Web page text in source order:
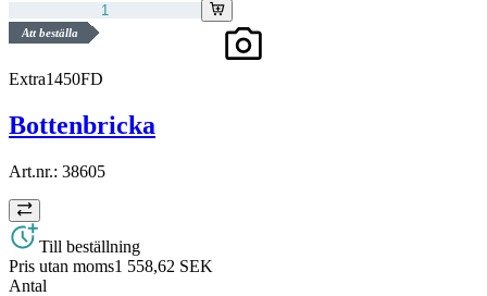
Att beställa
Extra1450FD
Bottenbricka
Art.nr.: 38605
Till beställning
Pris utan moms1 558,62 SEK
Antal